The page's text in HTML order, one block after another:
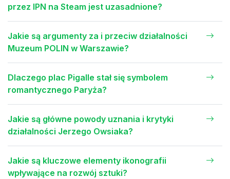
przez IPN na Steam jest uzasadnione?
Jakie są argumenty za i przeciw działalności
Muzeum POLIN w Warszawie?
Dlaczego plac Pigalle stał się symbolem
romantycznego Paryża?
Jakie są główne powody uznania i krytyki
działalności Jerzego Owsiaka?
Jakie są kluczowe elementy ikonografii
wpływające na rozwój sztuki?